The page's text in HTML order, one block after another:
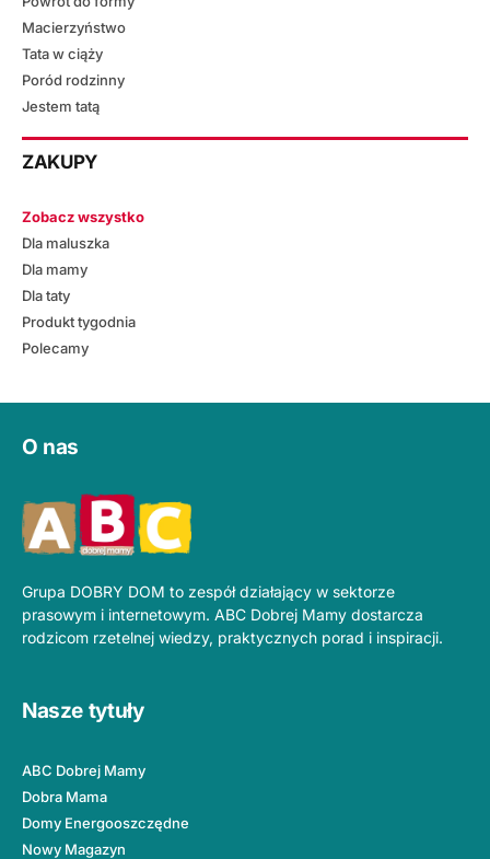
Macierzyństwo
Tata w ciąży
Poród rodzinny
Jestem tatą
ZAKUPY
Zobacz wszystko
Dla maluszka
Dla mamy
Dla taty
Produkt tygodnia
Polecamy
O nas
Grupa DOBRY DOM to zespół działający w sektorze
prasowym i internetowym. ABC Dobrej Mamy dostarcza
rodzicom rzetelnej wiedzy, praktycznych porad i inspiracji.
Nasze tytuły
ABC Dobrej Mamy
Dobra Mama
Domy Energooszczędne
Nowy Magazyn